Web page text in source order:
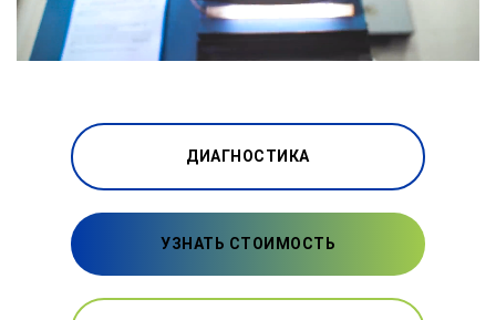
ДИАГНОСТИКА
УЗНАТЬ СТОИМОСТЬ